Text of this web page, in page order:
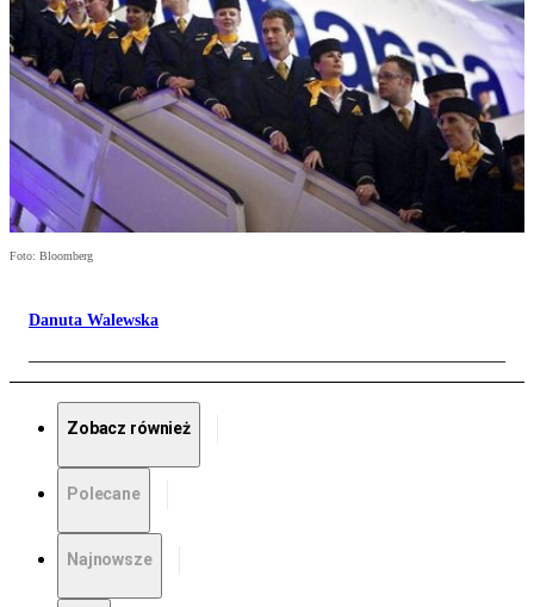
Foto: Bloomberg
Danuta Walewska
Zobacz również
Polecane
Najnowsze